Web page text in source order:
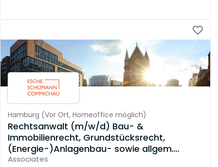
Hamburg (Vor Ort, Homeoffice möglich)
Rechtsanwalt (m/w/d) Bau- &
Immobilienrecht, Grundstücksrecht,
(Energie-)Anlagenbau- sowie allgem.
Vertragsrecht
Associates